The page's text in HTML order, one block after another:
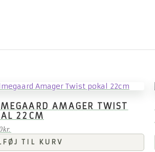
AMAGER TWIST
22CM
kr.
TIL KURV